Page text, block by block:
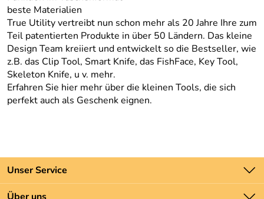
beste Materialien
True Utility vertreibt nun schon mehr als 20 Jahre Ihre zum
Teil patentierten Produkte in über 50 Ländern. Das kleine
Design Team kreiiert und entwickelt so die Bestseller, wie
z.B. das Clip Tool, Smart Knife, das FishFace, Key Tool,
Skeleton Knife, u v. mehr.
Erfahren Sie hier mehr über die kleinen Tools, die sich
perfekt auch als Geschenk eignen.
Unser Service
Kontakt